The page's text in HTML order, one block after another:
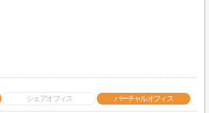
シェアオフィス バーチャルオフィス